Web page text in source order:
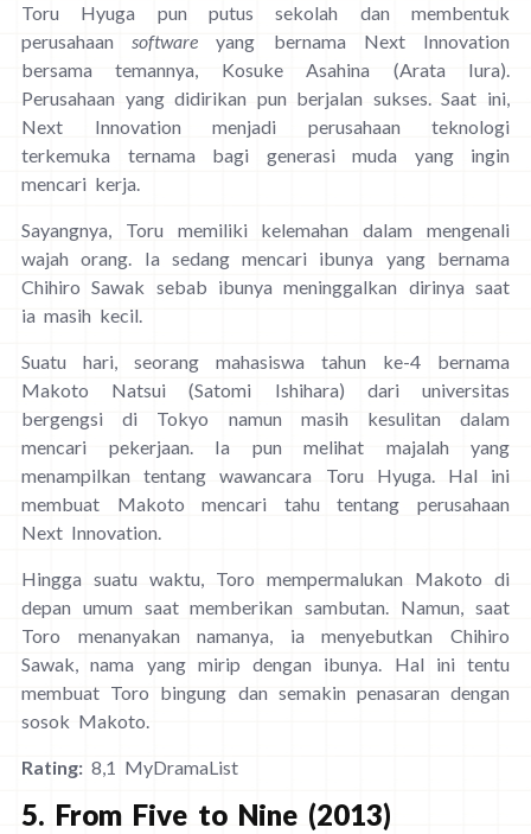
Toru Hyuga pun putus sekolah dan membentuk
perusahaansoftware yang bernama Next Innovation
bersama temannya, Kosuke Asahina (Arata Iura).
Perusahaan yang didirikan pun berjalan sukses. Saat ini,
Next Innovation menjadi perusahaan teknologi
terkemuka ternama bagi generasi muda yang ingin
mencari kerja.
Sayangnya, Toru memiliki kelemahan dalam mengenali
wajah orang. Ia sedang mencari ibunya yang bernama
Chihiro Sawak sebab ibunya meninggalkan dirinya saat
ia masih kecil.
Suatu hari, seorang mahasiswa tahun ke-4 bernama
Makoto Natsui (Satomi Ishihara) dari universitas
bergengsi di Tokyo namun masih kesulitan dalam
mencari pekerjaan. Ia pun melihat majalah yang
menampilkan tentang wawancara Toru Hyuga. Hal ini
membuat Makoto mencari tahu tentang perusahaan
Next Innovation.
Hingga suatu waktu, Toro mempermalukan Makoto di
depan umum saat memberikan sambutan. Namun, saat
Toro menanyakan namanya, ia menyebutkan Chihiro
Sawak, nama yang mirip dengan ibunya. Hal ini tentu
membuat Toro bingung dan semakin penasaran dengan
sosok Makoto.
Rating: 8,1 MyDramaList
5. From Five to Nine (2013)